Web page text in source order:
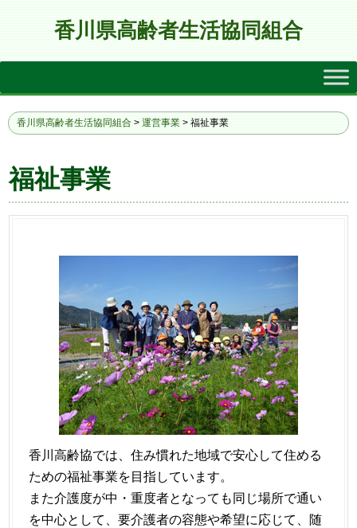
香川県高齢者生活協同組合
香川県高齢者生活協同組合 > 運営事業 > 福祉事業
福祉事業
香川高齢協では、住み慣れた地域で安心して住める
ための福祉事業を目指しています。
また介護度が中・重度者となっても同じ場所で通い
を中心として、要介護者の容態や希望に応じて、随